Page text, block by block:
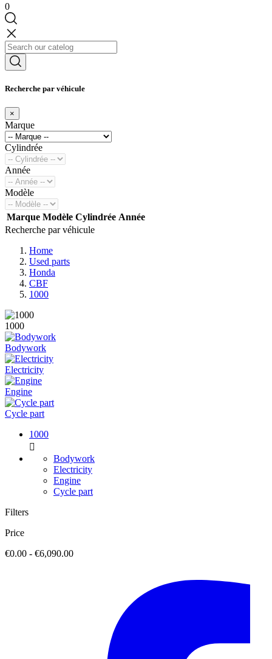
0
Recherche par véhicule
×
Marque
Cylindrée
Année
Modèle
Marque Modèle Cylindrée Année
Recherche par véhicule
Home
Used parts
Honda
CBF
1000
1000
Bodywork
Electricity
Engine
Cycle part
1000

Bodywork
Electricity
Engine
Cycle part
Filters
Price
€0.00 - €6,090.00